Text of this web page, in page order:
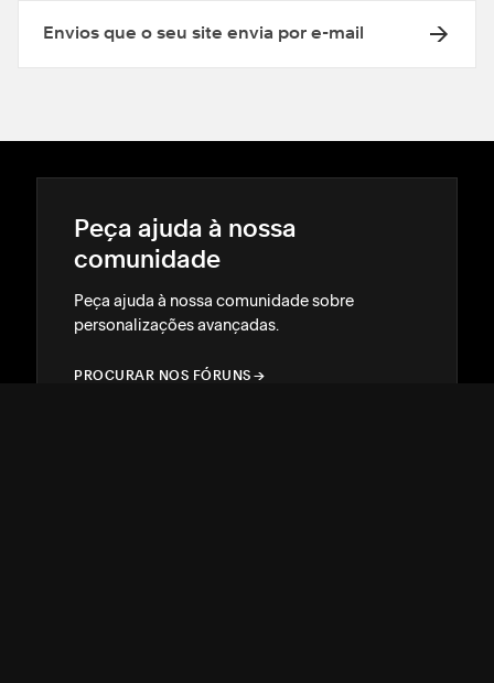
Envios que o seu site envia por e-mail
Peça ajuda à nossa
comunidade
Peça ajuda à nossa comunidade sobre
personalizações avançadas.
PROCURAR NOS FÓRUNS →
→